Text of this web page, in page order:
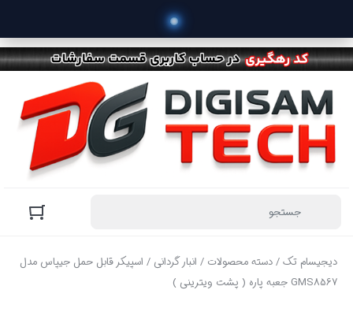
دیجیسام تک/دسته محصولات / انبار گردانی / اسپیکر قابل حمل جیپاس مدل
GMS8567 جعبه پاره ( پشت ویترینی )